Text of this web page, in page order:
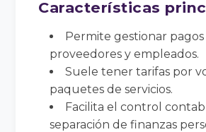
Características
Permite gestionar
proveedores y empleados.
Suele tener tarifas por
paquetes de servicios.
Facilita el control
separación de finanzas